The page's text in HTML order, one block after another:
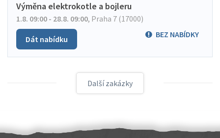
Výměna elektrokotle a bojleru
1.8. 09:00 - 28.8. 09:00, Praha 7 (17000)
BEZ NABÍDKY
Dát nabídku
Další zakázky